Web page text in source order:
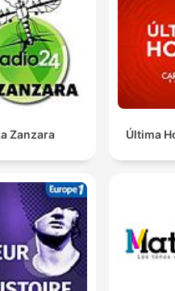
Zanzara Última